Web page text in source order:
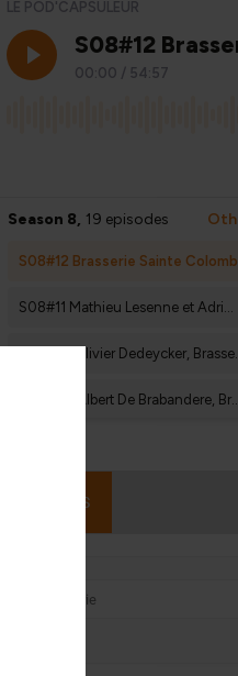
ÉVÉNEMENTS